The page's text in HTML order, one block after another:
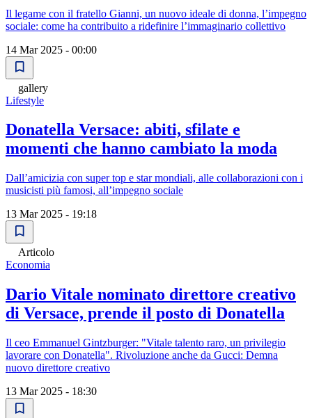
Il legame con il fratello Gianni, un nuovo ideale di donna, l’impegno
sociale: come ha contribuito a ridefinire l’immaginario collettivo
14 Mar 2025 - 00:00
gallery
Lifestyle
Donatella Versace: abiti, sfilate e
momenti che hanno cambiato la moda
Dall’amicizia con super top e star mondiali, alle collaborazioni con i
musicisti più famosi, all’impegno sociale
13 Mar 2025 - 19:18
Articolo
Economia
Dario Vitale nominato direttore creativo
di Versace, prende il posto di Donatella
Il ceo Emmanuel Gintzburger: "Vitale talento raro, un privilegio
lavorare con Donatella". Rivoluzione anche da Gucci: Demna
nuovo direttore creativo
13 Mar 2025 - 18:30